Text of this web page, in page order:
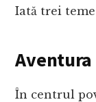
Iată trei
În centrul